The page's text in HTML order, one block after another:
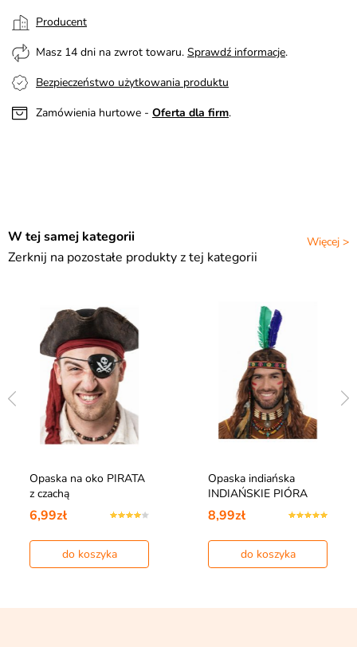
Producent
Masz 14 dni na zwrot towaru. Sprawdź informacje.
Bezpieczeństwo użytkowania produktu
Zamówienia hurtowe - Oferta dla firm.
Więcej >
W tej samej kategorii
Zerknij na pozostałe produkty z tej kategorii
Opaska na oko PIRATA
z czachą
6,99zł
do koszyka
Opaska indiańska
INDIAŃSKIE PIÓRA
8,99zł
do koszyka